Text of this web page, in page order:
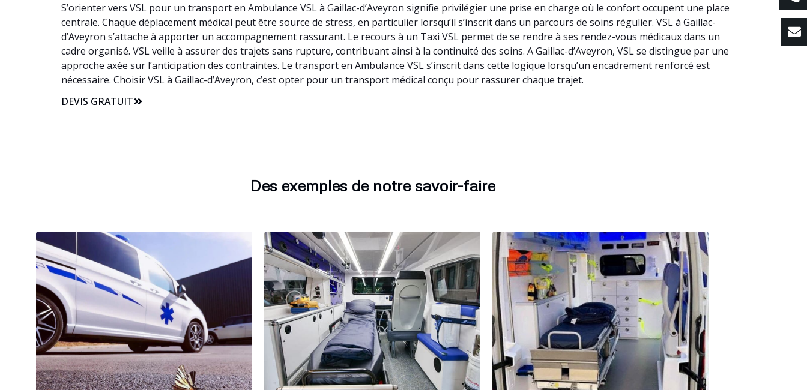
S’orienter vers VSL pour un transport en Ambulance VSL à Gaillac-d’Aveyron signifie privilégier une prise en charge où le confort occupent une place
centrale. Chaque déplacement médical peut être source de stress, en particulier lorsqu’il s’inscrit dans un parcours de soins régulier. VSL à Gaillac-
d’Aveyron s’attache à apporter un accompagnement rassurant. Le recours à un Taxi VSL permet de se rendre à ses rendez-vous médicaux dans un
cadre organisé. VSL veille à assurer des trajets sans rupture, contribuant ainsi à la continuité des soins. A Gaillac-d’Aveyron, VSL se distingue par une
approche axée sur l’anticipation des contraintes. Le transport en Ambulance VSL s’inscrit dans cette logique lorsqu’un encadrement renforcé est
nécessaire. Choisir VSL à Gaillac-d’Aveyron, c’est opter pour un transport médical conçu pour rassurer chaque trajet.
DEVIS GRATUIT
Des exemples de notre savoir-faire